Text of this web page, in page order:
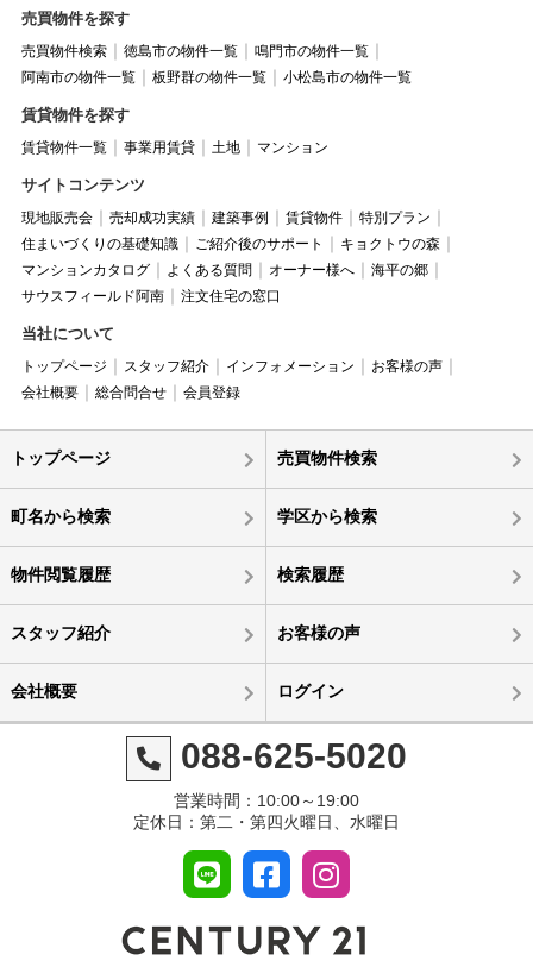
売買物件を探す
売買物件検索 徳島市の物件一覧
鳴門市の物件一覧
阿南市の物件一覧
板野群の物件一覧 小松島市の物件一覧
賃貸物件を探す
賃貸物件一覧 事業用賃貸 土地 マンション
サイトコンテンツ
現地販売会 売却成功実績 建築事例 賃貸物件
特別プラン
住まいづくりの基礎知識
ご紹介後のサポート
キョクトウの森
マンションカタログ
よくある質問 オーナー様へ
海平の郷
サウスフィールド阿南
注文住宅の窓口
当社について
トップページ スタッフ紹介 インフォメーション
お客様の声
会社概要
総合問合せ 会員登録
トップページ 売買物件検索
町名から検索 学区から検索
物件閲覧履歴 検索履歴
スタッフ紹介 お客様の声
会社概要 ログイン
088-625-5020
営業時間：10:00～19:00
定休日：第二・第四火曜日、水曜日